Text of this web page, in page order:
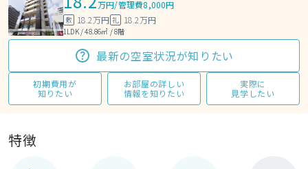
万円/管理費8,000円
敷 18.2万円 礼 18.2万円
1LDK / 48.86㎡ / 8階
最新の空室状況が知りたい
初期費用が
知りたい
お部屋の詳しい
情報を知りたい
実際に
見学したい
特徴